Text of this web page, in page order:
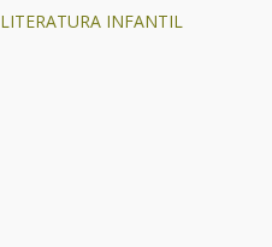
LITERATURA INFANTIL